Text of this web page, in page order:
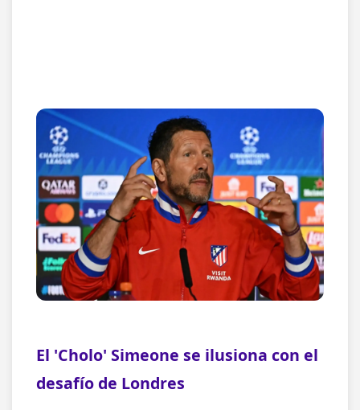
El 'Cholo' Simeone se ilusiona con el
desafío de Londres